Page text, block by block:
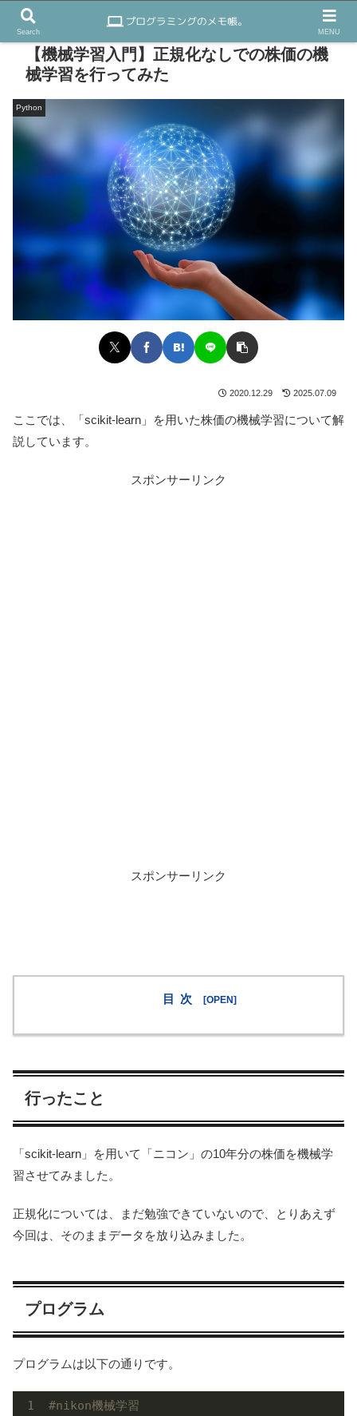
【機械学習入門】正規化なしでの株価の機
械学習を行ってみた
Python
2020.12.29 2025.07.09
ここでは、「scikit-learn」を用いた株価の機械学習について解
説しています。
スポンサーリンク
スポンサーリンク
目次
行ったこと
「scikit-learn」を用いて「ニコン」の10年分の株価を機械学
習させてみました。
正規化については、まだ勉強できていないので、とりあえず
今回は、そのままデータを放り込みました。
プログラム
プログラムは以下の通りです。
#nikon機械学習
Search MENU